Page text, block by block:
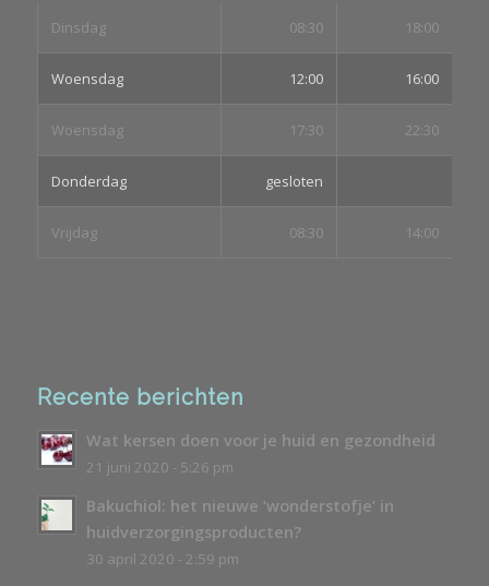
Dinsdag 08:30 18:00
Woensdag 12:00 16:00
Woensdag 17:30 22:30
Donderdag gesloten
Vrijdag 08:30 14:00
Recente berichten
Wat kersen doen voor je huid en gezondheid
21 juni 2020 - 5:26 pm
Bakuchiol: het nieuwe ‘wonderstofje’ in
huidverzorgingsproducten?
30 april 2020 - 2:59 pm